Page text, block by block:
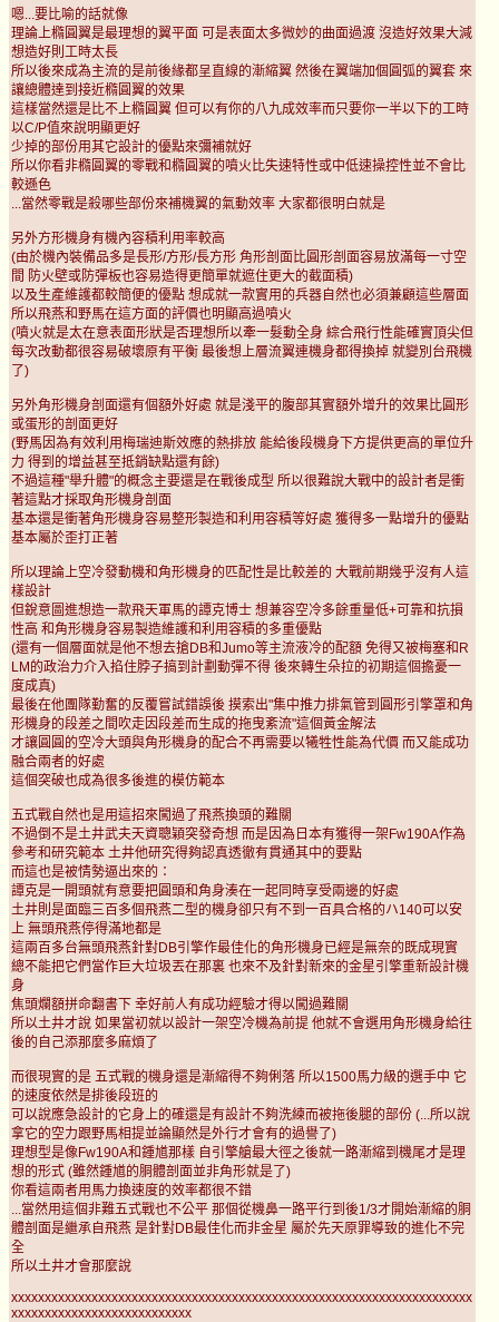
嗯...要比喻的話就像
理論上橢圓翼是最理想的翼平面 可是表面太多微妙的曲面過渡 沒造好效果大減
想造好則工時太長
所以後來成為主流的是前後緣都呈直線的漸縮翼 然後在翼端加個圓弧的翼套 來
讓總體達到接近橢圓翼的效果
這樣當然還是比不上橢圓翼 但可以有你的八九成效率而只要你一半以下的工時
以C/P值來說明顯更好
少掉的部份用其它設計的優點來彌補就好
所以你看非橢圓翼的零戰和橢圓翼的噴火比失速特性或中低速操控性並不會比
較遜色
...當然零戰是殺哪些部份來補機翼的氣動效率 大家都很明白就是
另外方形機身有機內容積利用率較高
(由於機內裝備品多是長形/方形/長方形 角形剖面比圓形剖面容易放滿每一寸空
間 防火壁或防彈板也容易造得更簡單就遮住更大的截面積)
以及生產維護都較簡便的優點 想成就一款實用的兵器自然也必須兼顧這些層面
所以飛燕和野馬在這方面的評價也明顯高過噴火
(噴火就是太在意表面形狀是否理想所以牽一髮動全身 綜合飛行性能確實頂尖但
每次改動都很容易破壞原有平衡 最後想上層流翼連機身都得換掉 就變別台飛機
了)
另外角形機身剖面還有個額外好處 就是淺平的腹部其實額外增升的效果比圓形
或蛋形的剖面更好
(野馬因為有效利用梅瑞迪斯效應的熱排放 能給後段機身下方提供更高的單位升
力 得到的增益甚至抵銷缺點還有餘)
不過這種"舉升體"的概念主要還是在戰後成型 所以很難說大戰中的設計者是衝
著這點才採取角形機身剖面
基本還是衝著角形機身容易整形製造和利用容積等好處 獲得多一點增升的優點
基本屬於歪打正著
所以理論上空冷發動機和角形機身的匹配性是比較差的 大戰前期幾乎沒有人這
樣設計
但銳意圖進想造一款飛天軍馬的譚克博士 想兼容空冷多餘重量低+可靠和抗損
性高 和角形機身容易製造維護和利用容積的多重優點
(還有一個層面就是他不想去搶DB和Jumo等主流液冷的配額 免得又被梅塞和R
LM的政治力介入掐住脖子搞到計劃動彈不得 後來轉生朵拉的初期這個擔憂一
度成真)
最後在他團隊勤奮的反覆嘗試錯誤後 摸索出"集中推力排氣管到圓形引擎罩和角
形機身的段差之間吹走因段差而生成的拖曳紊流"這個黃金解法
才讓圓圓的空冷大頭與角形機身的配合不再需要以犧牲性能為代價 而又能成功
融合兩者的好處
這個突破也成為很多後進的模仿範本
五式戰自然也是用這招來闖過了飛燕換頭的難關
不過倒不是土井武夫天資聰穎突發奇想 而是因為日本有獲得一架Fw190A作為
參考和研究範本 土井他研究得夠認真透徹有貫通其中的要點
而這也是被情勢逼出來的：
譚克是一開頭就有意要把圓頭和角身湊在一起同時享受兩邊的好處
土井則是面臨三百多個飛燕二型的機身卻只有不到一百具合格的ハ140可以安
上 無頭飛燕停得滿地都是
這兩百多台無頭飛燕針對DB引擎作最佳化的角形機身已經是無奈的既成現實
總不能把它們當作巨大垃圾丟在那裏 也來不及針對新來的金星引擎重新設計機
身
焦頭爛額拼命翻書下 幸好前人有成功經驗才得以闖過難關
所以土井才說 如果當初就以設計一架空冷機為前提 他就不會選用角形機身給往
後的自己添那麼多麻煩了
而很現實的是 五式戰的機身還是漸縮得不夠俐落 所以1500馬力級的選手中 它
的速度依然是排後段班的
可以說應急設計的它身上的確還是有設計不夠洗練而被拖後腿的部份 (...所以說
拿它的空力跟野馬相提並論顯然是外行才會有的過譽了)
理想型是像Fw190A和鍾馗那樣 自引擎艙最大徑之後就一路漸縮到機尾才是理
想的形式 (雖然鍾馗的胴體剖面並非角形就是了)
你看這兩者用馬力換速度的效率都很不錯
...當然用這個非難五式戰也不公平 那個從機鼻一路平行到後1/3才開始漸縮的胴
體剖面是繼承自飛燕 是針對DB最佳化而非金星 屬於先天原罪導致的進化不完
全
所以土井才會那麼說
xxxxxxxxxxxxxxxxxxxxxxxxxxxxxxxxxxxxxxxxxxxxxxxxxxxxxxxxxxxxxxxxxxxxx
xxxxxxxxxxxxxxxxxxxxxxxxxxx